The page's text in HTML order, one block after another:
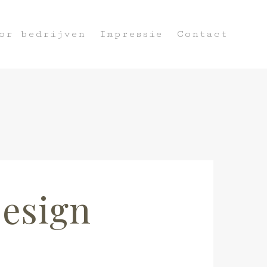
bedrijven Impressie Contact